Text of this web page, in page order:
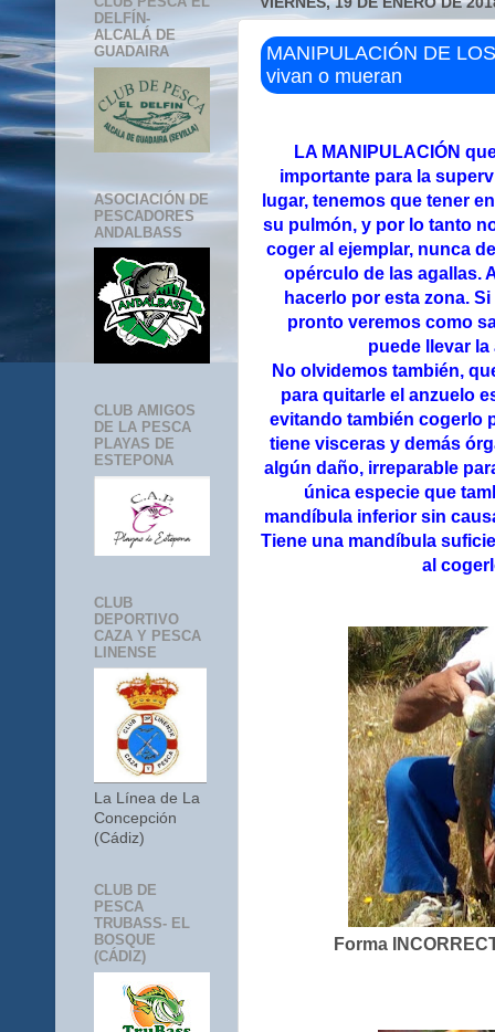
MANIPULACIÓN DE
vivan o mueran
LA MANIPULACIÓN
importante para la
lugar, tenemos que tener
su pulmón, y por lo tanto
coger al ejemplar, nunca
opérculo de las agallas.
hacerlo por esta zona. Si
pronto veremos como
puede llevar la
No olvidemos también,
para quitarle el anzuelo
evitando también cogerlo
tiene visceras y demás
algún daño, irreparable
única especie que
mandíbula inferior sin
Tiene una mandíbula
al
Forma
DELFÍN-
ALCALÁ DE
GUADAIRA
ASOCIACIÓN DE
PESCADORES
ANDALBASS
CLUB AMIGOS
DE LA PESCA
PLAYAS DE
ESTEPONA
CLUB
DEPORTIVO
CAZA Y PESCA
LINENSE
La Línea de La
Concepción
(Cádiz)
CLUB DE
PESCA
TRUBASS- EL
BOSQUE
(CÁDIZ)